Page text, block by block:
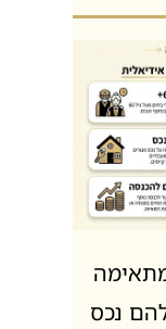
שיש להם נכס